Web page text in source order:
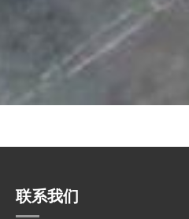
联系我们